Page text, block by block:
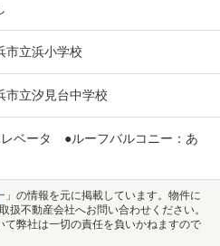
市立浜小学校
市立汐見台中学校
ベータ ●ルーフバルコニー：あ
」の情報を元に掲載しています。物件に
扱不動産会社へお問い合わせください。
弊社は一切の責任を負いかねますので